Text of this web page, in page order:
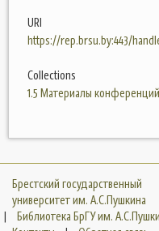
URI
https://rep.brsu.by:443/
Collections
1.5 Материалы
Брестский государственный
университет им. А.С.Пушкина
|
Библиотека БрГУ им.